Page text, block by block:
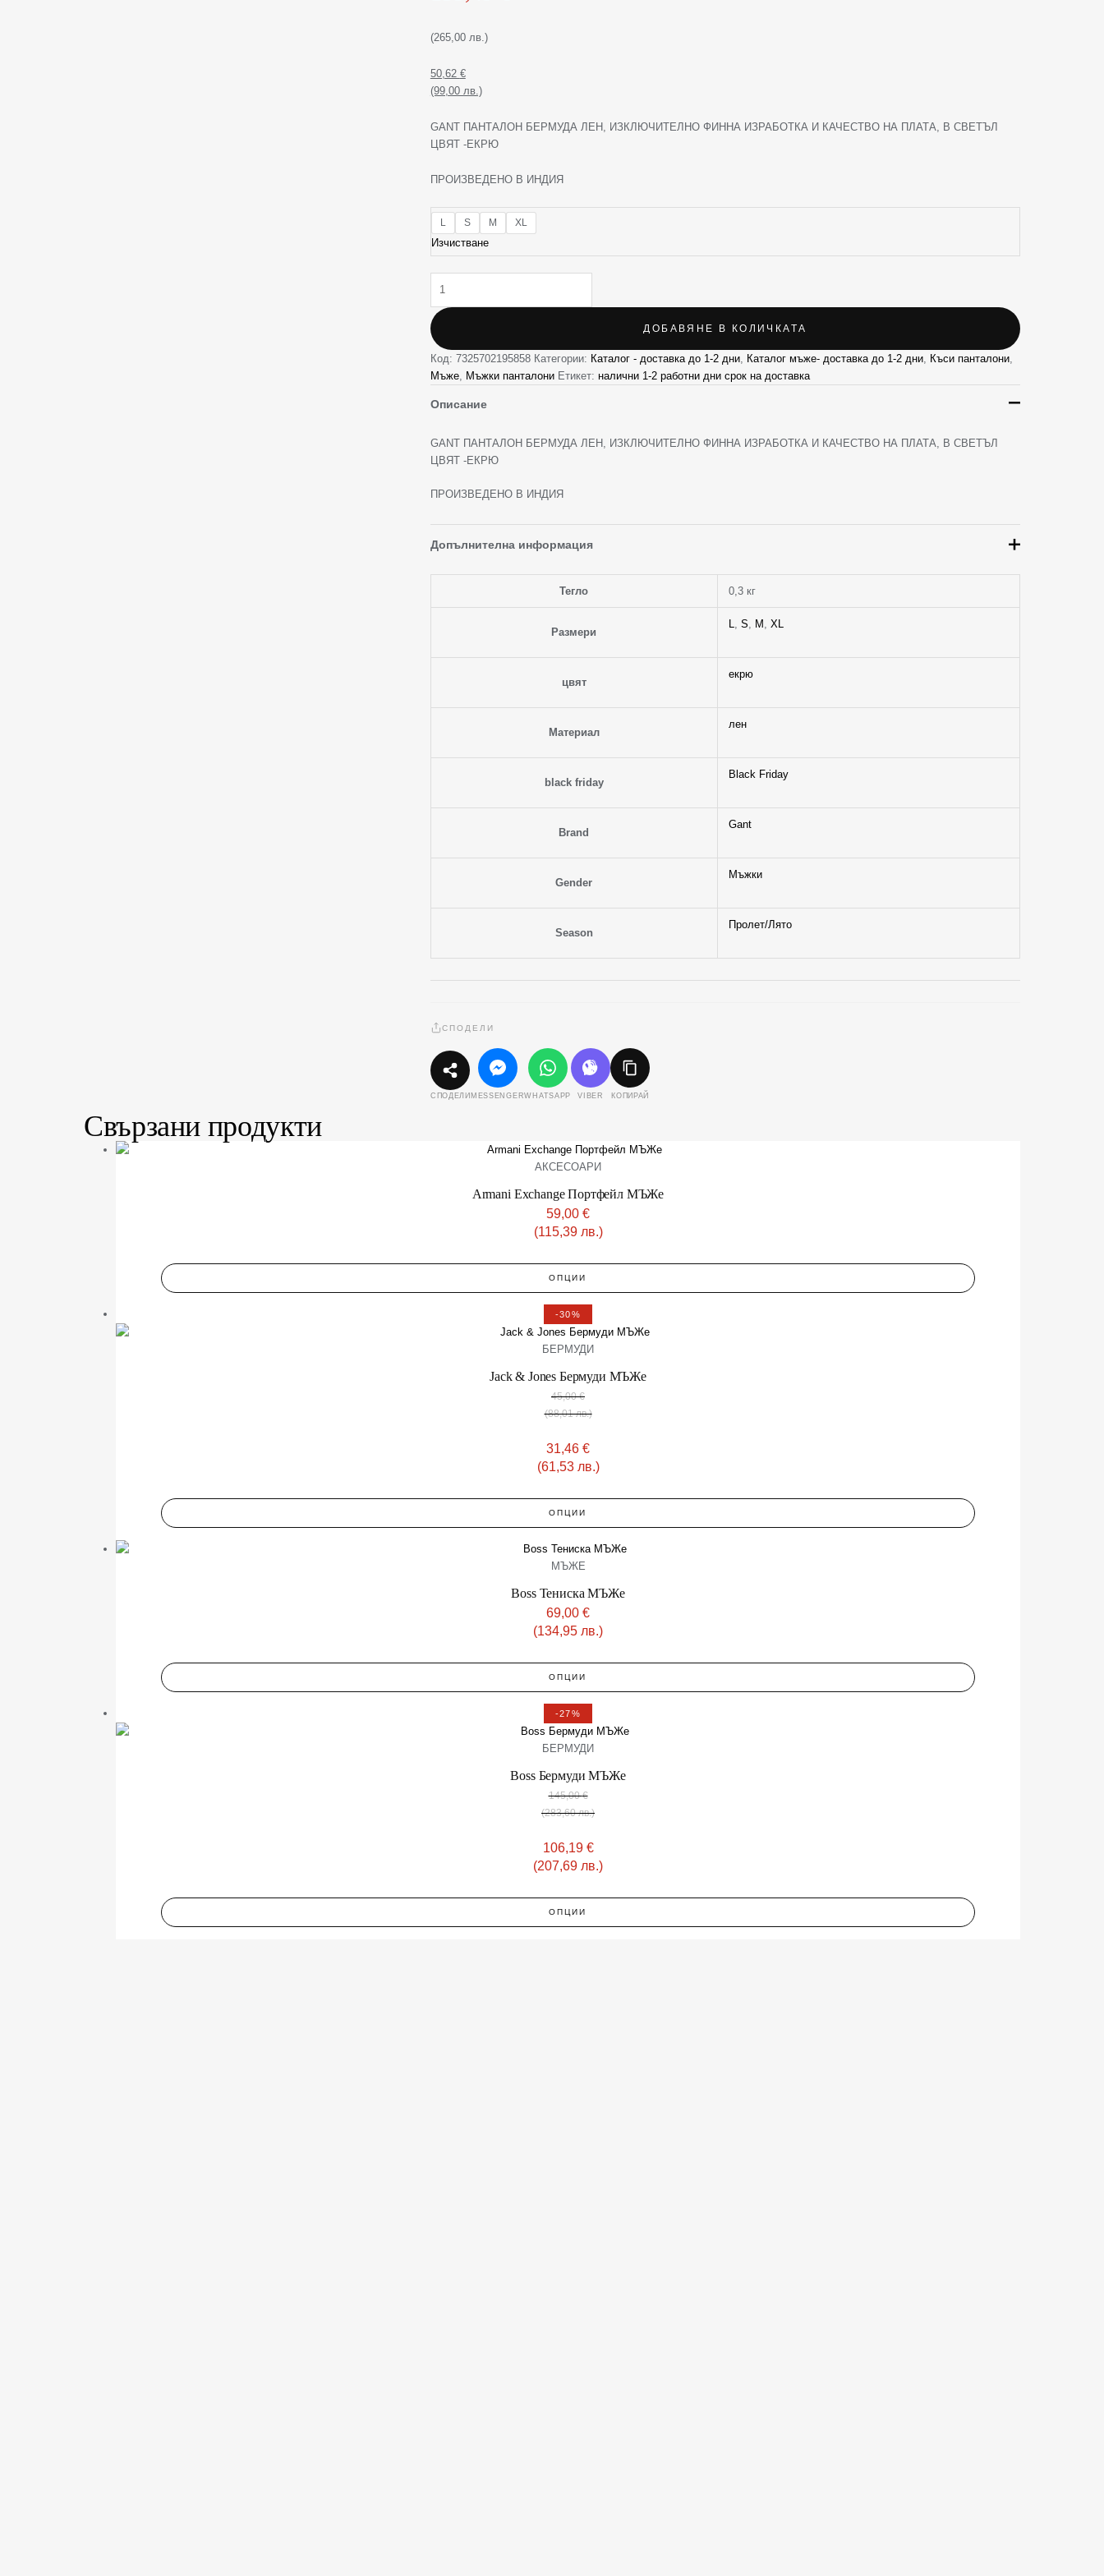
(265,00 лв.)
50,62 €
(99,00 лв.)
GANT ПАНТАЛОН БЕРМУДА ЛЕН, ИЗКЛЮЧИТЕЛНО ФИННА ИЗРАБОТКА И КАЧЕСТВО НА ПЛАТА, В СВЕТЪЛ
ЦВЯТ -ЕКРЮ
ПРОИЗВЕДЕНО В ИНДИЯ
L S M XL
Изчистване
ДОБАВЯНЕ В КОЛИЧКАТА
Код: 7325702195858 Категории: Каталог - доставка до 1-2 дни, Каталог мъже- доставка до 1-2 дни, Къси панталони,
Мъже, Мъжки панталони Етикет: налични 1-2 работни дни срок на доставка
Описание
GANT ПАНТАЛОН БЕРМУДА ЛЕН, ИЗКЛЮЧИТЕЛНО ФИННА ИЗРАБОТКА И КАЧЕСТВО НА ПЛАТА, В СВЕТЪЛ
ЦВЯТ -ЕКРЮ
ПРОИЗВЕДЕНО В ИНДИЯ
Допълнителна информация
Тегло 0,3 кг
Размери
S M XL
цвят
екрю
Материал
лен
black friday
Black Friday
Brand
Gant
Gender
Мъжки
Season
Пролет/Лято
СПОДЕЛИ
СПОДЕЛИ MESSENGERWHATSAPP VIBER КОПИРАЙ
Свързани продукти
АКСЕСОАРИ
Armani Exchange Портфейл МЪЖe
59,00 €
(115,39 лв.)
ОПЦИИ
-30%
БЕРМУДИ
Jack & Jones Бермуди МЪЖe
45,00€
(88,01 лв.)
31,46 €
(61,53 лв.)
ОПЦИИ
МЪЖЕ
Boss Тениска МЪЖe
69,00 €
(134,95 лв.)
ОПЦИИ
-27%
БЕРМУДИ
Boss Бермуди МЪЖe
145,00€
(283,60 лв.)
106,19 €
(207,69 лв.)
ОПЦИИ